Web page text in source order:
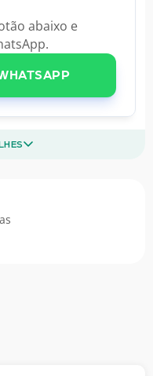
abaixo e